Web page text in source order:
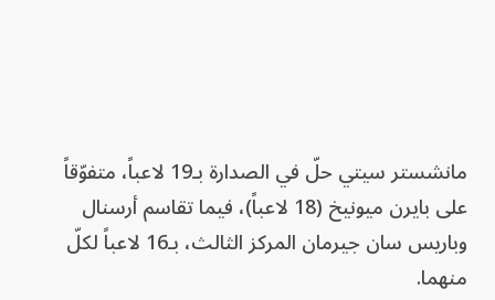
مانشستر سيتي حلّ في الصدارة بـ19 لاعباً، متفوّقاً
على بايرن ميونيخ (18 لاعباً)، فيما تقاسم أرسنال
وباريس سان جيرمان المركز الثالث، بـ16 لاعباً لكلّ
منهما.